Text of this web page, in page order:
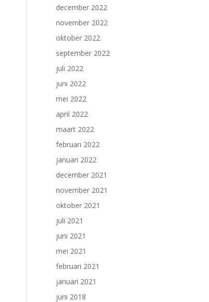
december 2022
november 2022
oktober 2022
september 2022
juli 2022
juni 2022
mei 2022
april 2022
maart 2022
februari 2022
januari 2022
december 2021
november 2021
oktober 2021
juli 2021
juni 2021
mei 2021
februari 2021
januari 2021
juni 2018